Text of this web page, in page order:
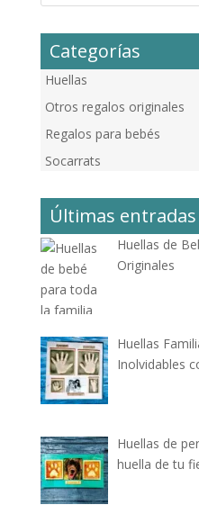
Categorías
Huellas
Otros regalos originales
Regalos para bebés
Socarrats
Últimas entradas
Huellas de
Originales
Huellas
Inolvidables
Huellas de
huella de tu